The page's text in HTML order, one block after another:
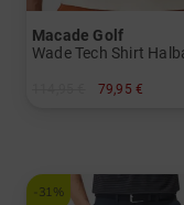
Macade Golf
79,95 €
-31%